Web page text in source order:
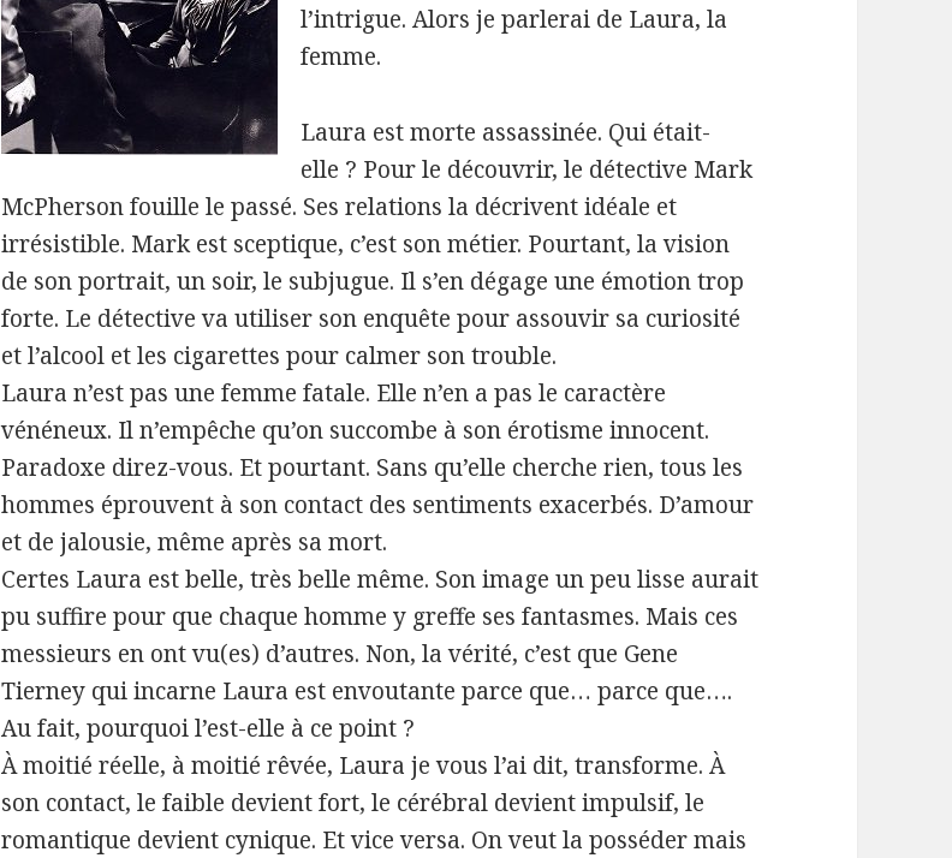
l’intrigue. Alors je parlerai de Laura, la
femme.
Laura est morte assassinée. Qui était-
elle ? Pour le découvrir, le détective Mark
McPherson fouille le passé. Ses relations la décrivent idéale et
irrésistible. Mark est sceptique, c’est son métier. Pourtant, la vision
de son portrait, un soir, le subjugue. Il s’en dégage une émotion trop
forte. Le détective va utiliser son enquête pour assouvir sa curiosité
et l’alcool et les cigarettes pour calmer son trouble.
Laura n’est pas une femme fatale. Elle n’en a pas le caractère
vénéneux. Il n’empêche qu’on succombe à son érotisme innocent.
Paradoxe direz-vous. Et pourtant. Sans qu’elle cherche rien, tous les
hommes éprouvent à son contact des sentiments exacerbés. D’amour
et de jalousie, même après sa mort.
Certes Laura est belle, très belle même. Son image un peu lisse aurait
pu suffire pour que chaque homme y greffe ses fantasmes. Mais ces
messieurs en ont vu(es) d’autres. Non, la vérité, c’est que Gene
Tierney qui incarne Laura est envoutante parce que… parce que….
Au fait, pourquoi l’est-elle à ce point ?
À moitié réelle, à moitié rêvée, Laura je vous l’ai dit, transforme. À
son contact, le faible devient fort, le cérébral devient impulsif, le
romantique devient cynique. Et vice versa. On veut la posséder mais